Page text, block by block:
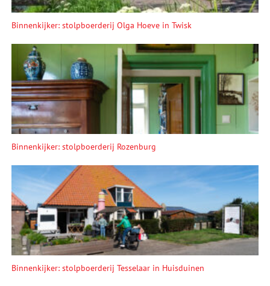
Binnenkijker: stolpboerderij Olga Hoeve in Twisk
Binnenkijker: stolpboerderij Rozenburg
Binnenkijker: stolpboerderij Tesselaar in Huisduinen